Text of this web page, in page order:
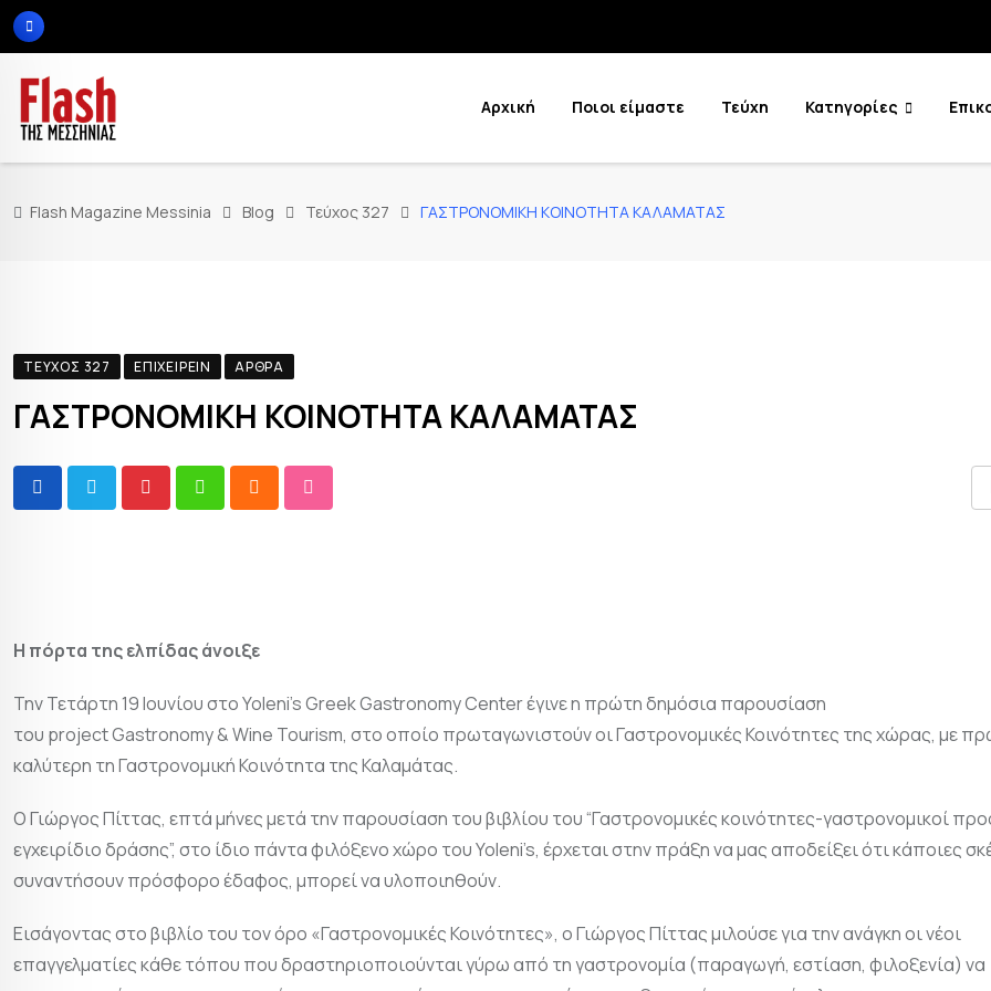
Αρχική Ποιοι είμαστε Τεύχη Κατηγορίες
Flash Magazine Messinia Blog Τεύχος 327 ΓΑΣΤΡΟΝΟΜΙΚΗ ΚΟΙΝΟΤΗΤΑ ΚΑΛΑΜΑΤΑΣ
ΤΕΎΧΟΣ 327 ΕΠΙΧΕΙΡΕΊΝ ΆΡΘΡΑ
ΓΑΣΤΡΟΝΟΜΙΚΗ ΚΟΙΝΟΤΗΤΑ ΚΑΛΑΜΑΤΑΣ
Η πόρτα της ελπίδας άνοιξε
Την Τετάρτη 19 Ιουνίου στο Yoleni’s Greek Gastronomy Center έγινε η πρώτη δημόσια παρουσίαση
του project Gastronomy & Wine Tourism, στο οποίο πρωταγωνιστούν οι Γαστρονομικές Κοινότητες της χώρας, με
καλύτερη τη Γαστρονομική Κοινότητα της Καλαμάτας.
Ο Γιώργος Πίττας, επτά μήνες μετά την παρουσίαση του βιβλίου του “Γαστρονομικές κοινότητες-γαστρονομικοί
εγχειρίδιο δράσης”, στο ίδιο πάντα φιλόξενο χώρο του Yoleni’s, έρχεται στην πράξη να μας αποδείξει ότι κάποιες
συναντήσουν πρόσφορο έδαφος, μπορεί να υλοποιηθούν.
Εισάγοντας στο βιβλίο του τον όρο «Γαστρονομικές Κοινότητες», o Γιώργος Πίττας μιλούσε για την ανάγκη οι νέοι
επαγγελματίες κάθε τόπου που δραστηριοποιούνται γύρω από τη γαστρονομία (παραγωγή, εστίαση, φιλοξενία) να